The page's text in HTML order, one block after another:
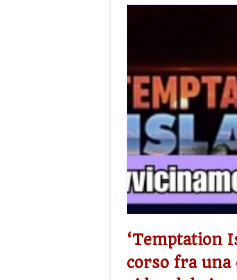
‘Temptation
corso fra una